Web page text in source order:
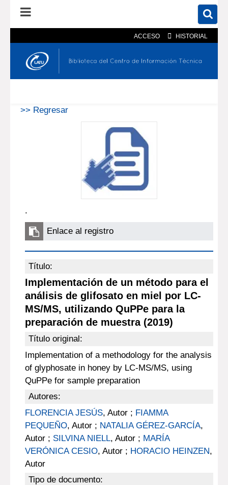
ACCESO HISTORIAL
En el catálogo En el sitio
>> Regresar
.
Enlace al registro
Título:
Implementación de un método para el
análisis de glifosato en miel por LC-
MS/MS, utilizando QuPPe para la
preparación de muestra (2019)
Título original:
Implementation of a methodology for the analysis
of glyphosate in honey by LC-MS/MS, using
QuPPe for sample preparation
Autores:
FLORENCIA JESÚS, Autor ; FIAMMA
PEQUEÑO, Autor ; NATALIA GÉREZ-GARCÍA,
Autor ; SILVINA NIELL, Autor ; MARÍA
VERÓNICA CESIO, Autor ; HORACIO HEINZEN,
Autor
Tipo de documento: